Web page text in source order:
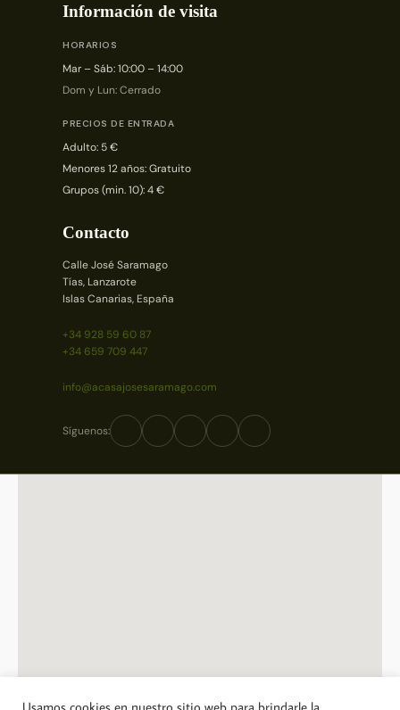
Información de visita
HORARIOS
Mar – Sáb: 10:00 – 14:00
Dom y Lun: Cerrado
PRECIOS DE ENTRADA
Adulto: 5 €
Menores 12 años: Gratuito
Grupos (min. 10): 4 €
Contacto
Calle José Saramago
Tías, Lanzarote
Islas Canarias, España
+34 928 59 60 87
+34 659 709 447
info@acasajosesaramago.com
Síguenos: